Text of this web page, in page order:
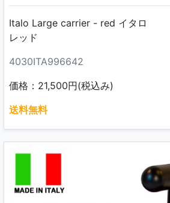
Italo Large carrier - red イタロ
レッド
4030ITA996642
価格：21,500円(税込み)
送料無料